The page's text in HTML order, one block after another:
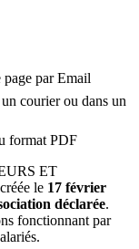
page par Email
courier ou dans un
format PDF
ET
le 17 février
déclarée.
fonctionnant par